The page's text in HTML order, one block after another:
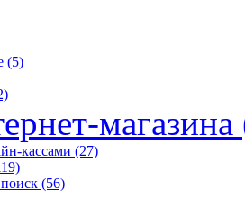
(5)
магазина
кассами (27)
(56)